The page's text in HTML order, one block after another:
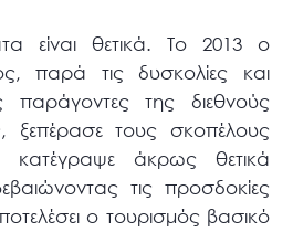
είναι θετικά. Το 2013 ο
παρά τις δυσκολίες και
παράγοντες της διεθνούς
ξεπέρασε τους σκοπέλους
άκρως θετικά
τις προσδοκίες
ο τουρισμός βασικό